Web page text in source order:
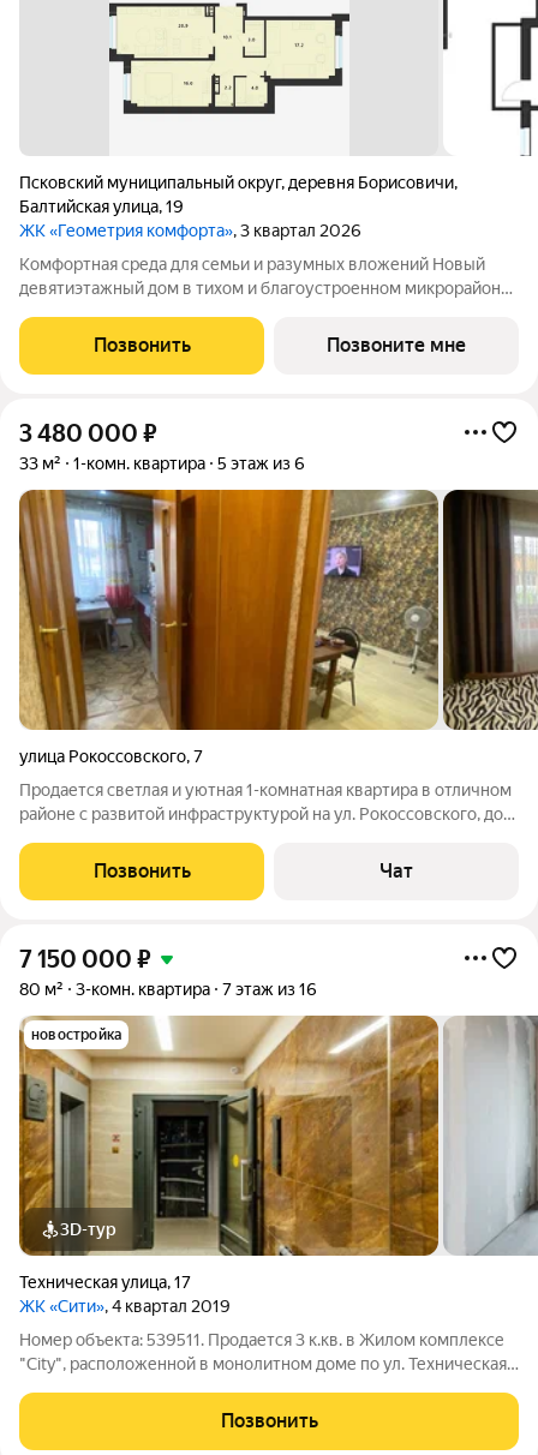
Псковский муниципальный округ, деревня Борисовичи,
Балтийская улица,19
ЖК «Геометрия комфорта», 3 квартал 2026
Комфортная среда для семьи и разумных вложений Новый
девятиэтажный дом в тихом и благоустроенном микрорайоне
строительства, уютную архитектуру и всё необходимое для
семейной жизни. Каркасно-монолитная
Позвонить Позвоните мне
3 480 000 ₽
33 м² 1-комн. квартира 5 этаж из 6
улица Рокоссовского,7
Продается светлая и уютная 1-комнатная квартира в отличном
районе с развитой инфраструктурой на ул. Рокоссовского, дом
этаж сверху). Общая площадь квартиры 33 м2+двойная
застекленная лоджия!
Позвонить Чат
7 150 000 ₽
80 м² 3-комн. квартира 7 этаж из 16
новостройка
3D-тур
Техническая улица,17
ЖК «Сити», 4 квартал 2019
Номер объекта: 539511. Продается 3 к.кв. в Жилом комплексе
"City", расположенной в монолитном доме по ул. Техническая ,
современным технологиям Комплекс располагает
благоустроенным
Позвонить